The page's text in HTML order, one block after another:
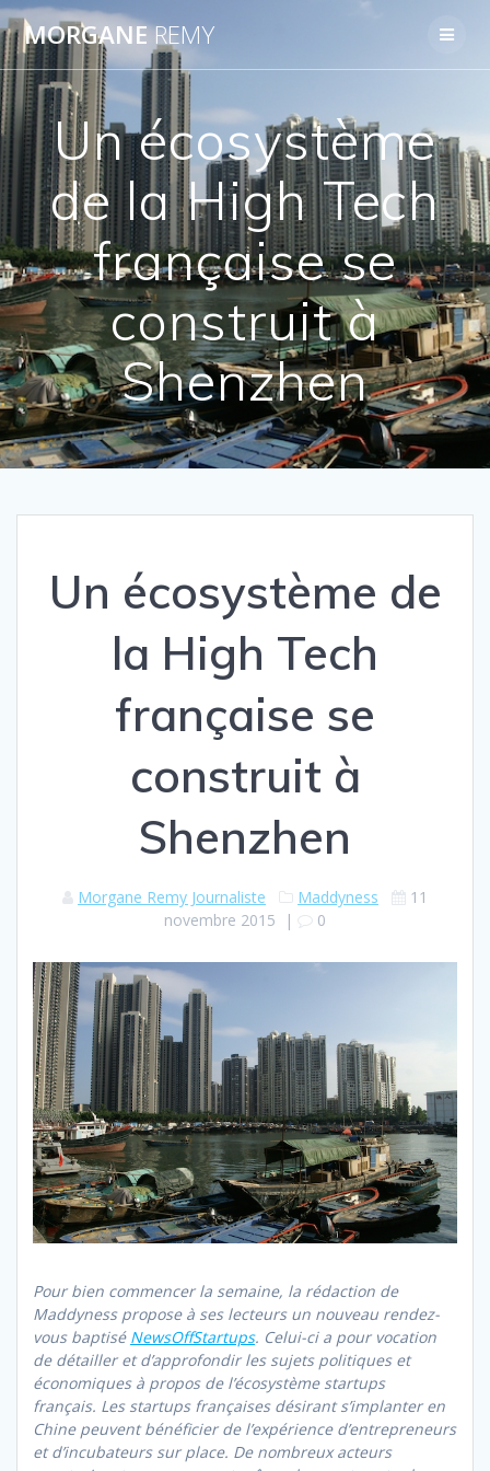
MORGANEREMY
Un écosystème
de la High Tech
française se
construit à
Shenzhen
Un écosystème de
la High Tech
française se
construit à
Shenzhen
Morgane Remy Journaliste Maddyness
11
novembre 2015 | 0
Pour bien commencer la semaine, la rédaction de
Maddyness propose à ses lecteurs un nouveau rendez-
vous baptisé NewsOffStartups. Celui-ci a pour vocation
de détailler et d’approfondir les sujets politiques et
économiques à propos de l’écosystème startups
français. Les startups françaises désirant s’implanter en
Chine peuvent bénéficier de l’expérience d’entrepreneurs
et d’incubateurs sur place. De nombreux acteurs